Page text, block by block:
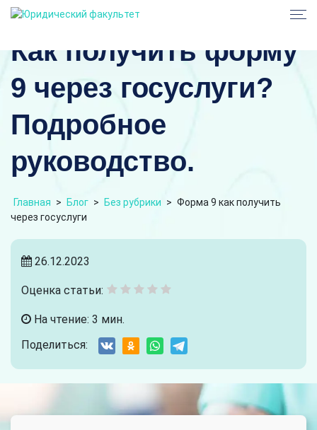
Как получить форму
9 через госуслуги?
Подробное
руководство.
Главная > Блог > Без рубрики > Форма 9 как получить
через госуслуги
26.12.2023
Оценка статьи:
На чтение: 3 мин.
Поделиться: